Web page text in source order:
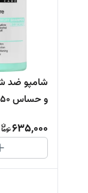
شامپو ضد
و حساس 250 میل ویتاپلکس
635,000